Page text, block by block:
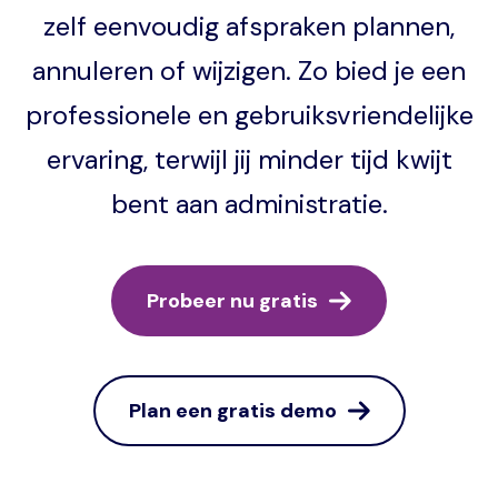
zelf eenvoudig afspraken plannen,
annuleren of wijzigen. Zo bied je een
professionele en gebruiksvriendelijke
ervaring, terwijl jij minder tijd kwijt
bent aan administratie.
Probeer nu gratis
Plan een gratis demo